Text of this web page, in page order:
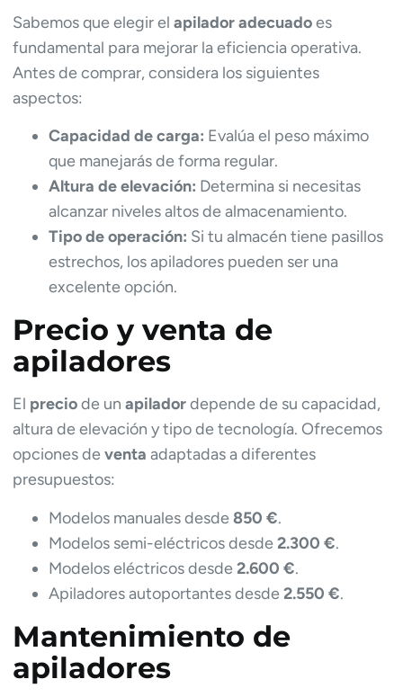
Sabemos que elegir elapilador adecuadoes
fundamental para mejorar la eficiencia operativa.
Antes de comprar, considera los siguientes
aspectos:
Capacidad de carga: Evalúa el peso máximo
que manejarás de forma regular.
Altura de elevación: Determina si necesitas
alcanzar niveles altos de almacenamiento.
Tipo de operación: Si tu almacén tiene pasillos
estrechos, los apiladores pueden ser una
excelente opción.
Precio y venta de
apiladores
El preciode unapiladordepende de su capacidad,
altura de elevación y tipo de tecnología. Ofrecemos
opciones deventa adaptadas a diferentes
presupuestos:
Modelos manuales desde850 €.
Modelos semi-eléctricos desde2.300 €.
Modelos eléctricos desde2.600 €.
Apiladores autoportantes desde2.550 €.
Mantenimiento de
apiladores